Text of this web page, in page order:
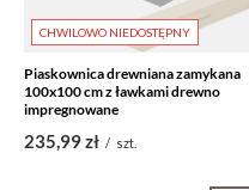
CHWILOWO NIEDOSTĘPNY
Piaskownica drewniana zamykana
100x100 cm z ławkami drewno
impregnowane
235,99 zł / szt.